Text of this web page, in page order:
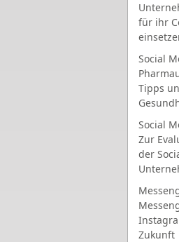
für ihr
Social
Tipps
Social
Zur
der
Zukunft